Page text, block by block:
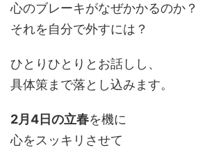
心のブレーキがなぜかかるのか？
それを自分で外すには？
ひとりひとりとお話しし、
具体策まで落とし込みます。
2月4日の立春を機に
心をスッキリさせて